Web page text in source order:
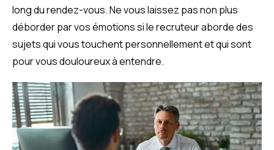
long du rendez-vous. Ne vous laissez pas non plus
déborder par vos émotions si le recruteur aborde des
sujets qui vous touchent personnellement et qui sont
pour vous douloureux à entendre.